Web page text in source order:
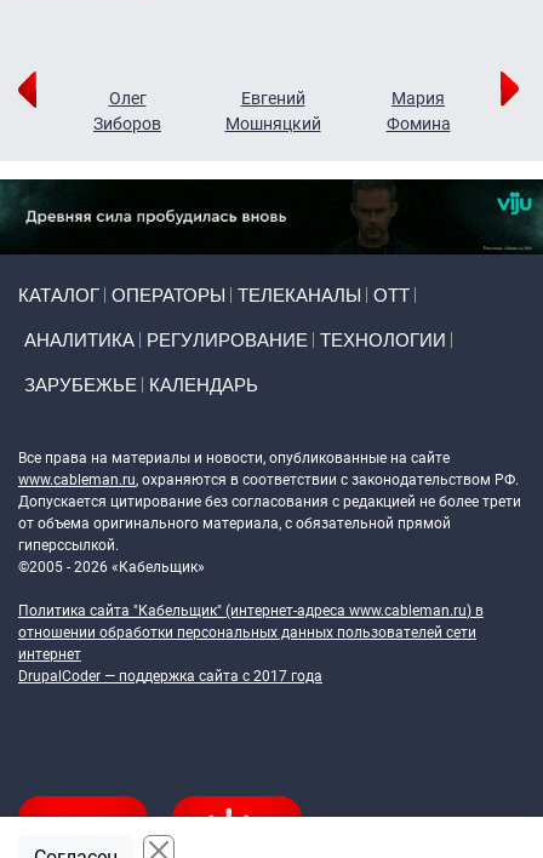
Олег
Зиборов
Евгений
Мошняцкий
Мария
Фомина
КАТАЛОГ ОПЕРАТОРЫ ТЕЛЕКАНАЛЫ ОТТ
АНАЛИТИКА РЕГУЛИРОВАНИЕ ТЕХНОЛОГИИ
ЗАРУБЕЖЬЕ КАЛЕНДАРЬ
Все права на материалы и новости, опубликованные на сайте
www.cableman.ru, охраняются в соответствии с законодательством РФ.
Допускается цитирование без согласования с редакцией не более трети
от объема оригинального материала, с обязательной прямой
гиперссылкой.
©2005 - 2026 «Кабельщик»
Политика сайта "Кабельщик" (интернет-адреса www.cableman.ru) в
отношении обработки персональных данных пользователей сети
интернет
DrupalCoder — поддержка сайта c 2017 года